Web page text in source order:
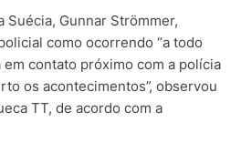
Suécia, Gunnar Strömmer,
como ocorrendo “a todo
em contato próximo com a polícia
os acontecimentos”, observou
TT, de acordo com a